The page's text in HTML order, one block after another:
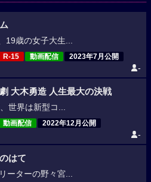
19歳の女子大生...
R-15 動画配信 2023年7月公開
-
大木勇造 人生最大の決戦
世界は新型コ...
動画配信 2022年12月公開
-
はて
ーターの野々宮...